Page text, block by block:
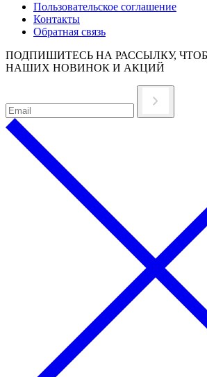
Пользовательское соглашение
Контакты
Обратная связь
ПОДПИШИТЕСЬ НА РАССЫЛКУ,
НАШИХ НОВИНОК И АКЦИЙ